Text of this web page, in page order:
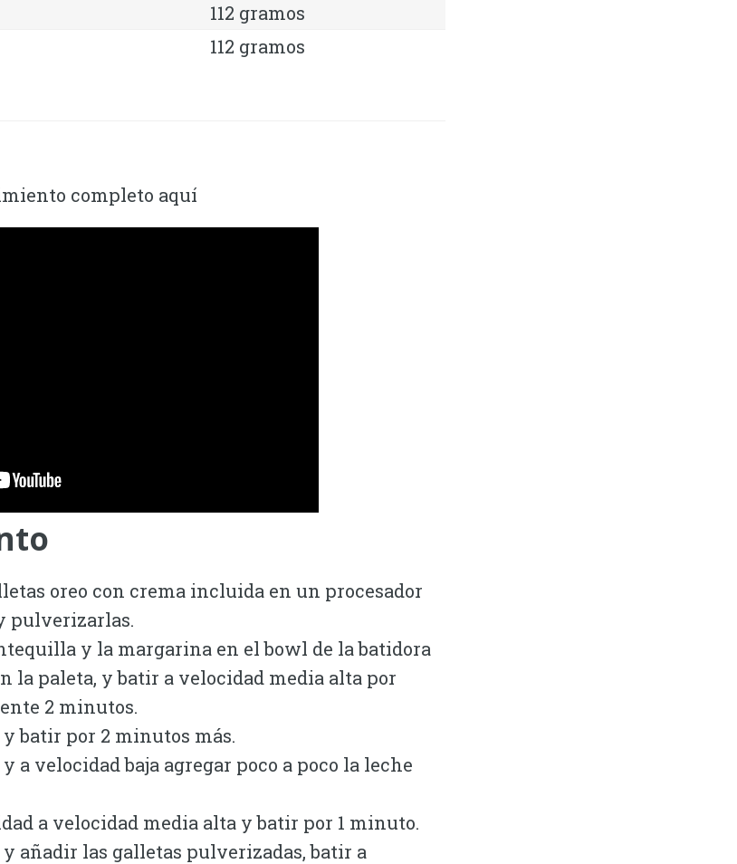
112 gramos
112 gramos
completo aquí
oreo con crema incluida en un procesador
pulverizarlas.
y la margarina en el bowl de la batidora
la paleta, y batir a velocidad media alta por
2 minutos.
y batir por 2 minutos más.
a velocidad baja agregar poco a poco la leche
a velocidad media alta y batir por 1 minuto.
y añadir las galletas pulverizadas, batir a